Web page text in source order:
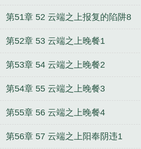
第51章 52 云端之上报复的陷阱8
第52章 53 云端之上晚餐1
第53章 54 云端之上晚餐2
第54章 55 云端之上晚餐3
第55章 56 云端之上晚餐4
第56章 57 云端之上阳奉阴违1